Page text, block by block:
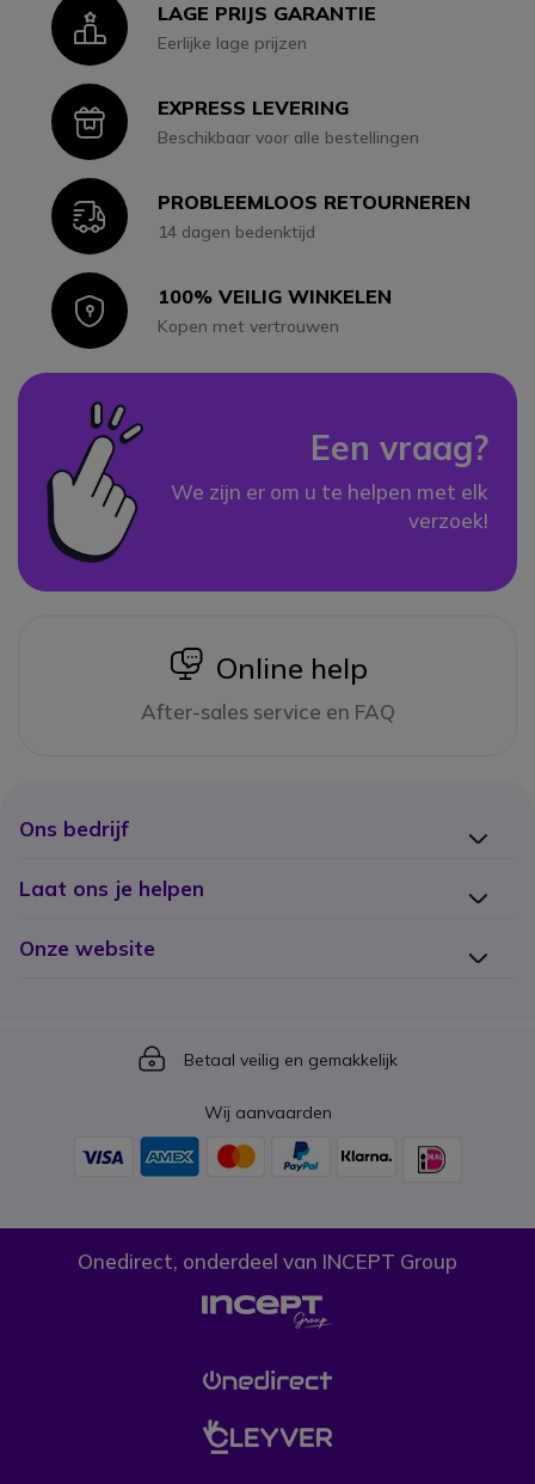
IconLAGE PRIJS GARANTIE
Eerlijke lage prijzen
IconEXPRESS LEVERING
Beschikbaar voor alle bestellingen
IconPROBLEEMLOOS RETOURNEREN
14 dagen bedenktijd
Icon100% VEILIG WINKELEN
Kopen met vertrouwen
Een vraag?
We zijn er om u te helpen met elk
verzoek!
icon
Online help
After-sales service en FAQ
Ons bedrijf
Laat ons je helpen
Onze website
Icon
Betaal veilig en gemakkelijk
Wij aanvaarden
Onedirect, onderdeel van INCEPT Group